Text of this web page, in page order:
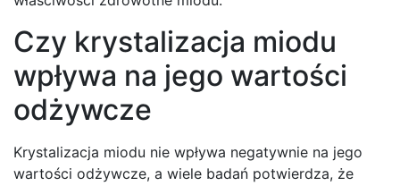
Czy krystalizacja miodu
wpływa na jego wartości
odżywcze
Krystalizacja miodu nie wpływa negatywnie na jego
wartości odżywcze, a wiele badań potwierdza, że